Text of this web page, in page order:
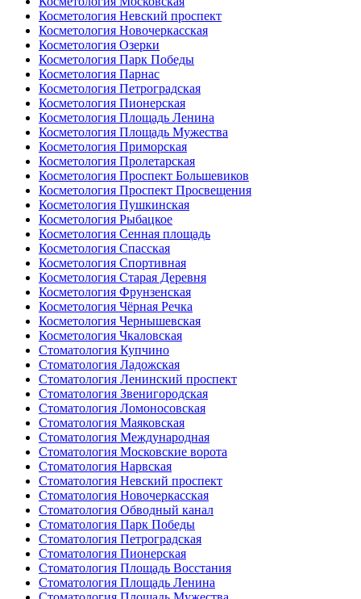
Косметология Невский проспект
Косметология Новочеркасская
Косметология Озерки
Косметология Парк Победы
Косметология Парнас
Косметология Петроградская
Косметология Пионерская
Косметология Площадь Ленина
Косметология Площадь Мужества
Косметология Приморская
Косметология Пролетарская
Косметология Проспект Большевиков
Косметология Проспект Просвещения
Косметология Пушкинская
Косметология Рыбацкое
Косметология Сенная площадь
Косметология Спасская
Косметология Спортивная
Косметология Старая Деревня
Косметология Фрунзенская
Косметология Чёрная Речка
Косметология Чернышевская
Косметология Чкаловская
Стоматология Купчино
Стоматология Ладожская
Стоматология Ленинский проспект
Стоматология Звенигородская
Стоматология Ломоносовская
Стоматология Маяковская
Стоматология Международная
Стоматология Московские ворота
Стоматология Нарвская
Стоматология Невский проспект
Стоматология Новочеркасская
Стоматология Обводный канал
Стоматология Парк Победы
Стоматология Петроградская
Стоматология Пионерская
Стоматология Площадь Восстания
Стоматология Площадь Ленина